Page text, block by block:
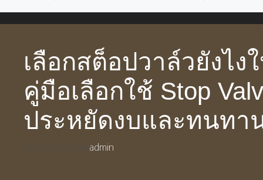
เลือกสต็อปวาล์วยังไง
คู่มือเลือกใช้ Stop
ประหยัดงบและทนทา
by admin